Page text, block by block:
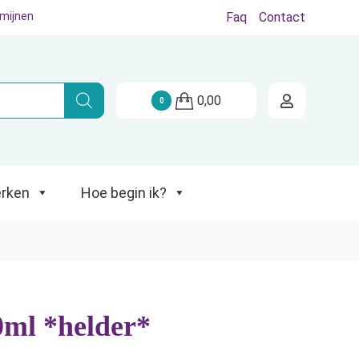
Hoe begin ik?
Faq Contact
0 0,00
Hoe begin ik?
*helder*